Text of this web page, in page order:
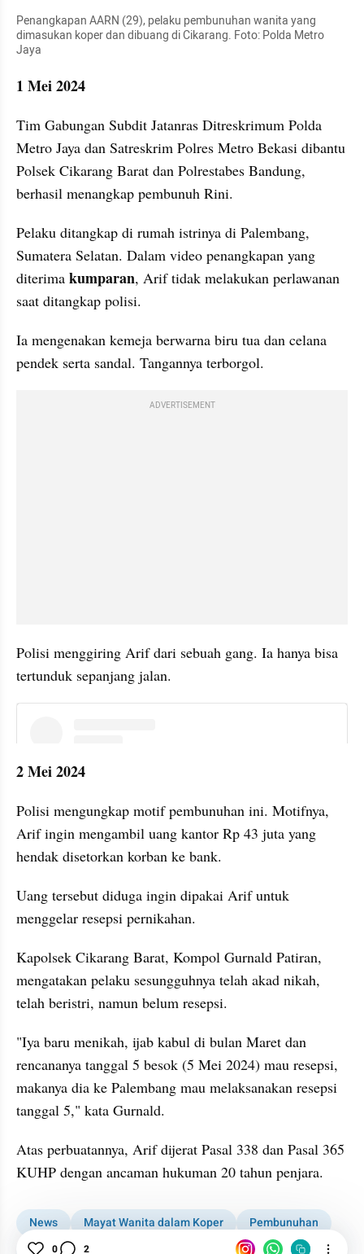
Penangkapan AARN (29), pelaku pembunuhan wanita yang
dimasukan koper dan dibuang di Cikarang. Foto: Polda Metro
Jaya
1 Mei 2024
Tim Gabungan Subdit Jatanras Ditreskrimum Polda
Metro Jaya dan Satreskrim Polres Metro Bekasi dibantu
Polsek Cikarang Barat dan Polrestabes Bandung,
berhasil menangkap pembunuh Rini.
Pelaku ditangkap di rumah istrinya di Palembang,
Sumatera Selatan. Dalam video penangkapan yang
diterima kumparan, Arif tidak melakukan perlawanan
saat ditangkap polisi.
Ia mengenakan kemeja berwarna biru tua dan celana
pendek serta sandal. Tangannya terborgol.
ADVERTISEMENT
Polisi menggiring Arif dari sebuah gang. Ia hanya bisa
tertunduk sepanjang jalan.
2 Mei 2024
Polisi mengungkap motif pembunuhan ini. Motifnya,
Arif ingin mengambil uang kantor Rp 43 juta yang
hendak disetorkan korban ke bank.
Uang tersebut diduga ingin dipakai Arif untuk
menggelar resepsi pernikahan.
Kapolsek Cikarang Barat, Kompol Gurnald Patiran,
mengatakan pelaku sesungguhnya telah akad nikah,
telah beristri, namun belum resepsi.
"Iya baru menikah, ijab kabul di bulan Maret dan
rencananya tanggal 5 besok (5 Mei 2024) mau resepsi,
makanya dia ke Palembang mau melaksanakan resepsi
tanggal 5," kata Gurnald.
Atas perbuatannya, Arif dijerat Pasal 338 dan Pasal 365
KUHP dengan ancaman hukuman 20 tahun penjara.
News Mayat Wanita dalam Koper
Pembunuhan
Kronologi
0 2